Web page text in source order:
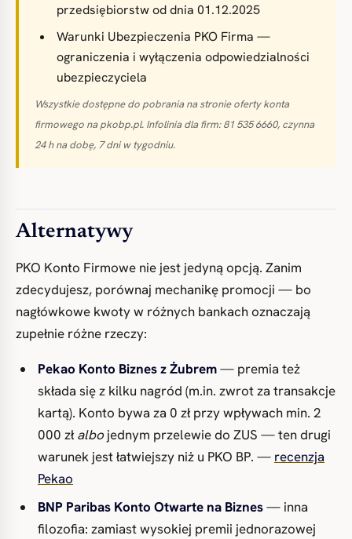
przedsiębiorstw od dnia 01.12.2025
Warunki Ubezpieczenia PKO Firma —
ograniczenia i wyłączenia odpowiedzialności
ubezpieczyciela
Wszystkie dostępne do pobrania na stronie oferty konta
firmowego na pkobp.pl. Infolinia dla firm: 81 535 6660, czynna
24 h na dobę, 7 dni w tygodniu.
Alternatywy
PKO Konto Firmowe nie jest jedyną opcją. Zanim
zdecydujesz, porównaj mechanikę promocji — bo
nagłówkowe kwoty w różnych bankach oznaczają
zupełnie różne rzeczy:
Pekao Konto Biznes z Żubrem— premia też
składa się z kilku nagród (m.in. zwrot za transakcje
kartą). Konto bywa za 0 zł przy wpływach min. 2
000 zł albojednym przelewie do ZUS — ten drugi
warunek jest łatwiejszy niż u PKO BP. — recenzja
Pekao
BNP Paribas Konto Otwarte na Biznes— inna
filozofia: zamiast wysokiej premii jednorazowej